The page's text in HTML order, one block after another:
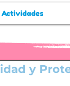
Actividades
y